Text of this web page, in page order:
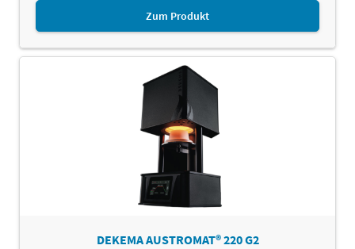
Zum Produkt
DEKEMA AUSTROMAT® 220 G2